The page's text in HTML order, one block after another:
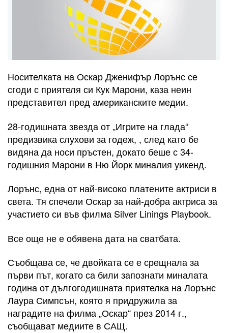
Носителката на Оскар Дженифър Лорънс се
сгоди с приятеля си Кук Марони, каза неин
представител пред американските медии.
28-годишната звезда от „Игрите на глада“
предизвика слухови за годеж, , след като бе
видяна да носи пръстен, докато беше с 34-
годишния Марони в Ню Йорк миналия уикенд.
Лорънс, една от най-високо платените актриси в
света. Тя спечели Оскар за най-добра актриса за
участието си във филма Silver Linings Playbook.
Все още не е обявена дата на сватбата.
Съобщава се, че двойката се е срещнала за
първи път, когато са били запознати миналата
година от дългогодишната приятелка на Лорънс
Лаура Симпсън, която я придружила за
наградите на филма „Оскар“ през 2014 г.,
съобщават медиите в САЩ.